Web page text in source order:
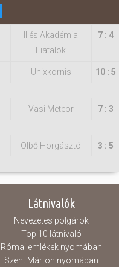
Illés Akadémia
Fiatalok
7 : 4
Unixkornis 10 : 5
Vasi Meteor 7 : 3
Ölbő Horgásztó 3 : 5
Látnivalók
Nevezetes polgárok
Top 10 látnivaló
Római emlékek nyomában
Szent Márton nyomában